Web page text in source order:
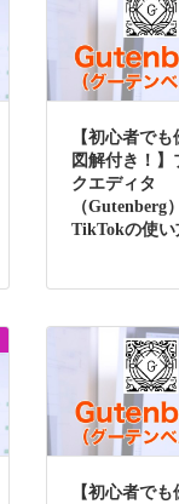
【初心者で
図解付き！】
クエディタ
（Gutenberg）
TikTokの使い
【初心者で